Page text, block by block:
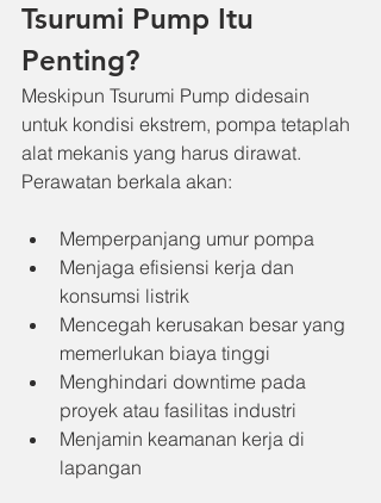
Tsurumi Pump Itu
Penting?
Meskipun Tsurumi Pump didesain
untuk kondisi ekstrem, pompa tetaplah
alat mekanis yang harus dirawat.
Perawatan berkala akan:
Memperpanjang umur pompa
Menjaga efisiensi kerja dan
konsumsi listrik
Mencegah kerusakan besar yang
memerlukan biaya tinggi
Menghindari downtime pada
proyek atau fasilitas industri
Menjamin keamanan kerja di
lapangan